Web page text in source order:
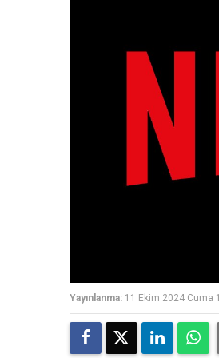
Yayınlanma: 11 Ekim 2024 Cuma